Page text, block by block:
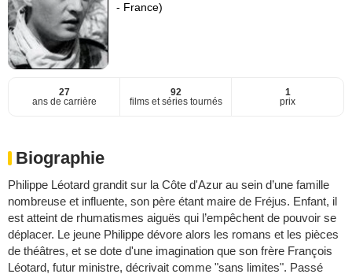
- France)
27
ans de carrière
92
films et séries tournés
1
prix
Biographie
Philippe Léotard grandit sur la Côte d'Azur au sein d’une famille
nombreuse et influente, son père étant maire de Fréjus. Enfant, il
est atteint de rhumatismes aiguës qui l’empêchent de pouvoir se
déplacer. Le jeune Philippe dévore alors les romans et les pièces
de théâtres, et se dote d'une imagination que son frère François
Léotard, futur ministre, décrivait comme "sans limites". Passé